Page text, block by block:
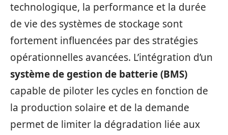
technologique, la performance et la durée
de vie des systèmes de stockage sont
fortement influencées par des stratégies
opérationnelles avancées. L’intégration d’un
système de gestion de batterie (BMS)
capable de piloter les cycles en fonction de
la production solaire et de la demande
permet de limiter la dégradation liée aux